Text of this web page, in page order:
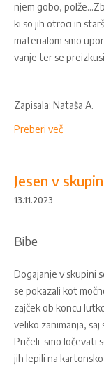
njem gobo,
ki so jih otroci in
materialom smo
vanje ter se
Zapisala: Nataša A.
Preberi več
Jesen v
13.11.2023
Bibe
Dogajanje v skupini
se pokazali kot
zajček ob koncu
veliko zanimanja,
Pričeli smo ločevati
jih lepili na